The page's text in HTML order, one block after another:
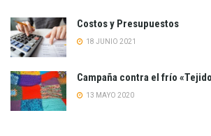
Costos y Presupuestos
18 JUNIO 2021
Campaña contra el frío
13 MAYO 2020